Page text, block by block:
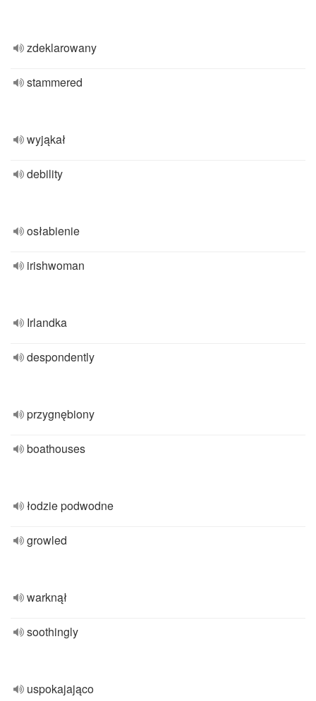
zdeklarowany
stammered
wyjąkał
debility
osłabienie
irishwoman
Irlandka
despondently
przygnębiony
boathouses
łodzie podwodne
growled
warknął
soothingly
uspokajająco